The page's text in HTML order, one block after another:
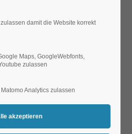
Vorhangstoff mit glänzender
damit die Website korrekt
Maps, GoogleWebfonts,
zulassen
Analytics zulassen